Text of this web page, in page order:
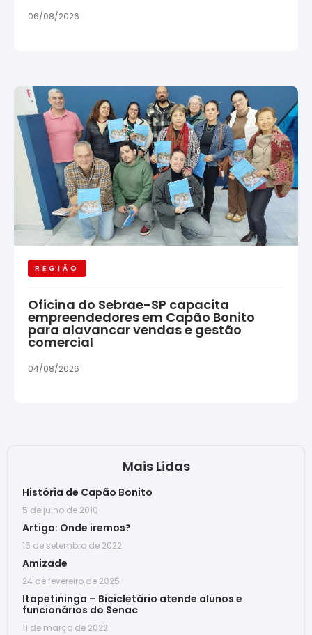
06/08/2026
REGIÃO
Oficina do Sebrae-SP capacita
empreendedores em Capão Bonito
para alavancar vendas e gestão
comercial
04/08/2026
Mais Lidas
História de Capão Bonito
5 de julho de 2010
Artigo: Onde iremos?
16 de setembro de 2022
Amizade
24 de fevereiro de 2025
Itapetininga – Bicicletário atende alunos e
funcionários do Senac
11 de março de 2022